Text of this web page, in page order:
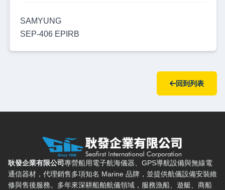
SAMYUNG
SEP-406 EPIRB
回到列表
耿發企業有限公司 — 網站概要、主導覽與聯絡方式
耿發企業有限公司專營船用電子航海儀器、GPS導航設備與無線電
通信器材，代理銷售多項知名 Marine 品牌，並提供航儀設備安裝維
修與售後服務。多年來深耕船舶航儀領域，服務漁船、遊艇、商船